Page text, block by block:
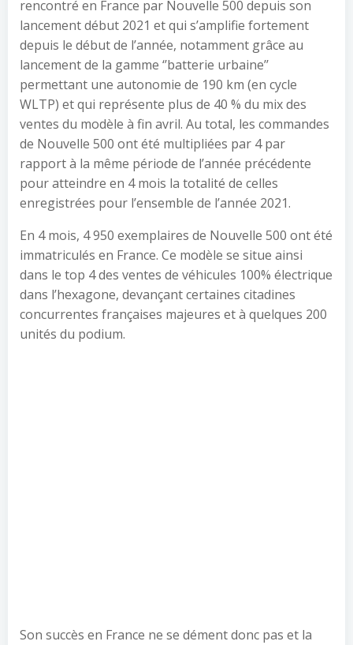
rencontré en France par Nouvelle 500 depuis son
lancement début 2021 et qui s’amplifie fortement
depuis le début de l’année, notamment grâce au
lancement de la gamme ‘’batterie urbaine’’
permettant une autonomie de 190 km (en cycle
WLTP) et qui représente plus de 40 % du mix des
ventes du modèle à fin avril. Au total, les commandes
de Nouvelle 500 ont été multipliées par 4 par
rapport à la même période de l’année précédente
pour atteindre en 4 mois la totalité de celles
enregistrées pour l’ensemble de l’année 2021.
En 4 mois, 4 950 exemplaires de Nouvelle 500 ont été
immatriculés en France. Ce modèle se situe ainsi
dans le top 4 des ventes de véhicules 100% électrique
dans l’hexagone, devançant certaines citadines
concurrentes françaises majeures et à quelques 200
unités du podium.
Son succès en France ne se dément donc pas et la